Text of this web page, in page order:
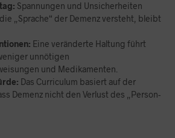
Spannungen und Unsicherheiten
„Sprache“ der Demenz versteht, bleibt
Eine veränderte Haltung führt
unnötigen
und Medikamenten.
Das Curriculum basiert auf der
Demenz nicht den Verlust des „Person-